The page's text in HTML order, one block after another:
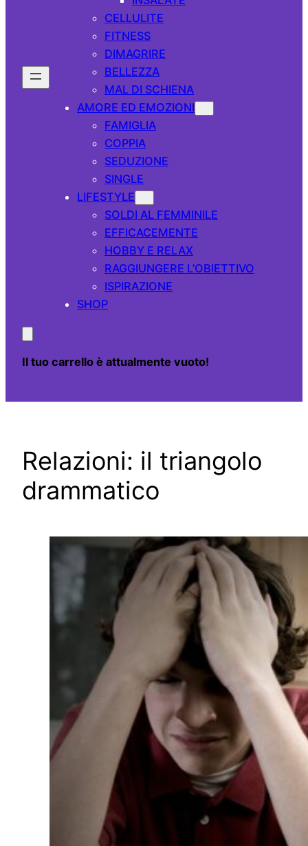
CELLULITE
FITNESS
DIMAGRIRE
BELLEZZA
MAL DI SCHIENA
AMORE ED EMOZIONI
FAMIGLIA
COPPIA
SEDUZIONE
SINGLE
LIFESTYLE
SOLDI AL FEMMINILE
EFFICACEMENTE
HOBBY E RELAX
RAGGIUNGERE L’OBIETTIVO
ISPIRAZIONE
SHOP
Il tuo carrello è attualmente vuoto!
Relazioni: il triangolo
drammatico